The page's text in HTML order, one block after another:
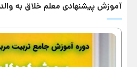
آموزش پیشنهادی معلم خلاق به